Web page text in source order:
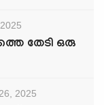
തേടി ഒരു
2025